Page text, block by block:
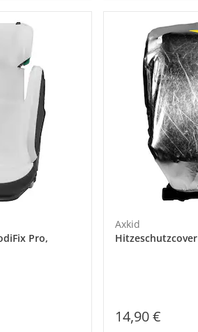
Pro,
Axkid
Hitzeschutzcover
14,90 €